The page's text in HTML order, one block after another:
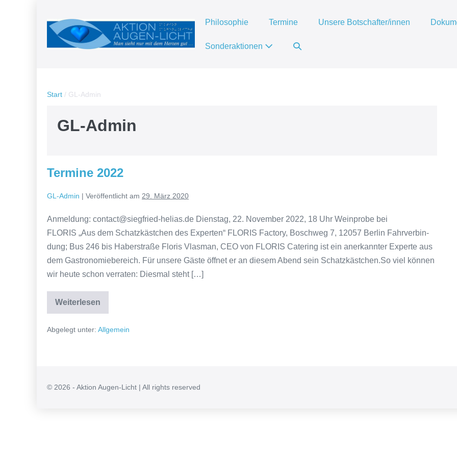
Philosophie Termine Unsere Botschafter/innen
Sonderaktionen
Start / GL-Admin
GL-Admin
Termine 2022
GL-Admin | Veröffentlicht am 29. März 2020
Anmel­dung: contact@siegfried-helias.de Diens­tag, 22. Novem­ber 2022, 18 Uhr Wein­pro­be bei
FLORIS „Aus dem Schatz­käst­chen des Exper­ten“ FLORIS Fac­to­ry, Bosch­weg 7, 12057 Ber­lin Fahr­ver­bin­
dung; Bus 246 bis Haber­stra­ße Flo­ris Vlas­man, CEO von FLORIS Cate­ring ist ein aner­kann­ter Exper­te aus
dem Gas­tro­no­mie­be­reich. Für unse­re Gäs­te öff­net er an die­sem Abend sein Schatz­käst­chen.So viel kön­nen
wir heu­te schon ver­ra­ten: Dies­mal steht […]
Weiterlesen
Abgelegt unter: Allgemein
© 2026 - Aktion Augen-Licht | All rights reserved